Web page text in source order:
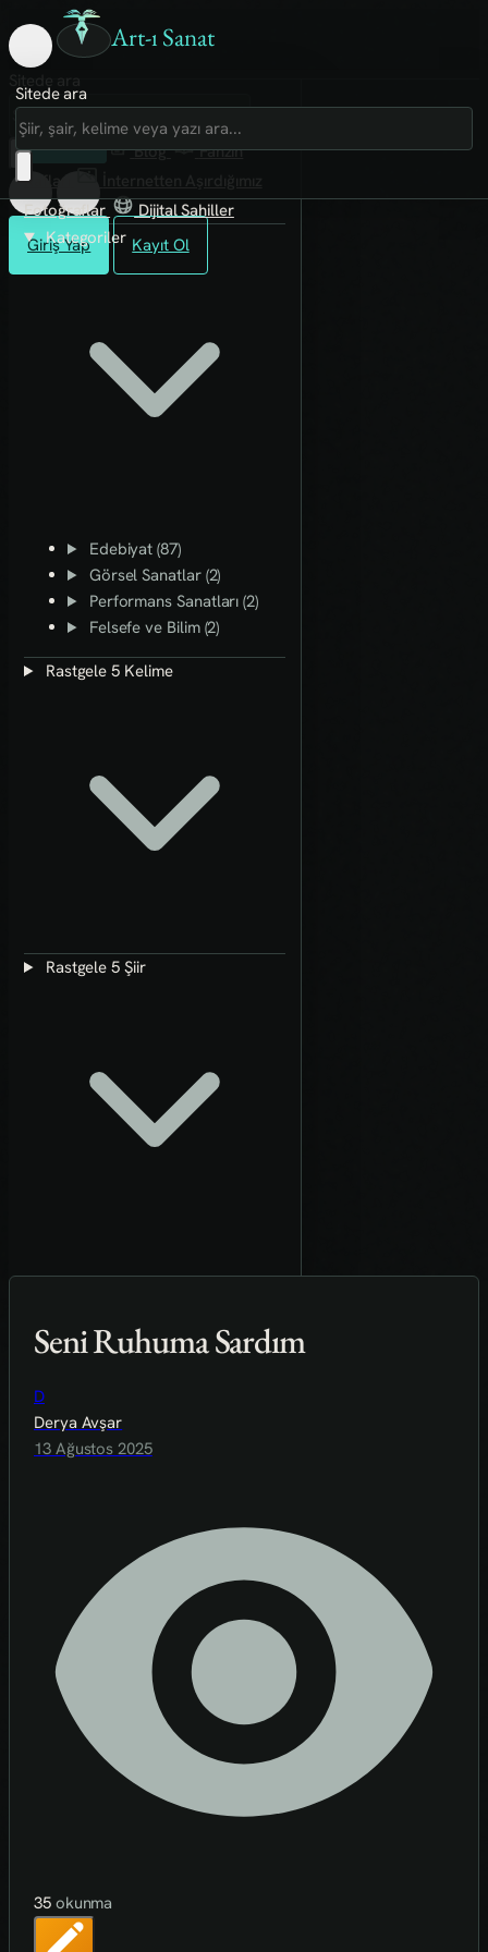
Art-ı Sanat
Giriş Yap Kayıt Ol
Sitede ara
Art-ı Sosyal
İmece
Kütüphane
Blog
Fanzin
Rafları
Fotoğraflar
Dijital Sahiller
Kategoriler
Edebiyat (87)
Görsel Sanatlar (2)
Performans Sanatları (2)
Felsefe ve Bilim (2)
Rastgele 5 Kelime
Rastgele 5 Şiir
Seni Ruhuma Sardım
D
Derya Avşar
13 Ağustos 2025
35 okunma